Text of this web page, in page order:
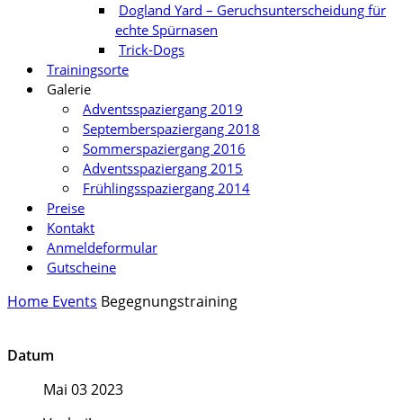
Dogland Yard – Geruchsunterscheidung für
echte Spürnasen
Trick-Dogs
Trainingsorte
Galerie
Adventsspaziergang 2019
Septemberspaziergang 2018
Sommerspaziergang 2016
Adventsspaziergang 2015
Frühlingsspaziergang 2014
Preise
Kontakt
Anmeldeformular
Gutscheine
Home Events Begegnungstraining
Datum
Mai 03 2023